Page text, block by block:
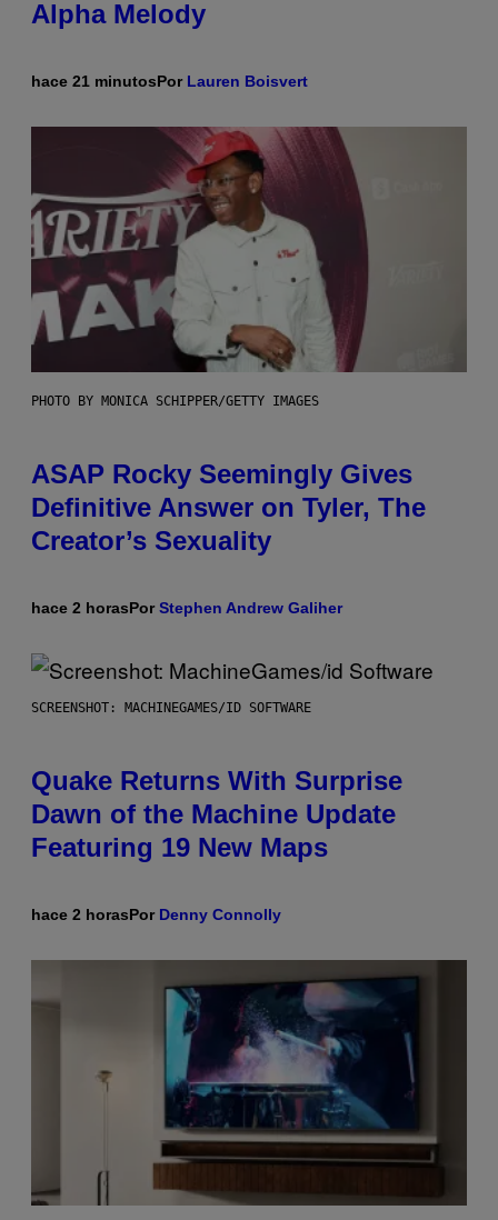
Alpha Melody
hace 21 minutosPor Lauren Boisvert
PHOTO BY MONICA SCHIPPER/GETTY IMAGES
ASAP Rocky Seemingly Gives
Definitive Answer on Tyler, The
Creator’s Sexuality
hace 2 horasPorStephen Andrew Galiher
SCREENSHOT: MACHINEGAMES/ID SOFTWARE
Quake Returns With Surprise
Dawn of the Machine Update
Featuring 19 New Maps
hace 2 horasPor Denny Connolly